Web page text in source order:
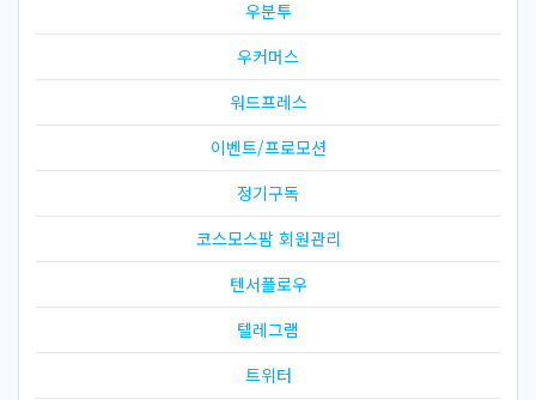
우분투
우커머스
워드프레스
이벤트/프로모션
정기구독
코스모스팜 회원관리
텐서플로우
텔레그램
트위터